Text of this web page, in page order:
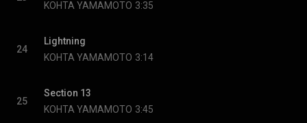
KOHTA YAMAMOTO 3:35
24
Lightning
KOHTA YAMAMOTO 3:14
25
Section 13
KOHTA YAMAMOTO 3:45